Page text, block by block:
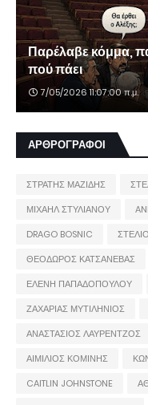
Παρέλαβε κόμμα,
πού πάει
7/05/2026 11:07:00 π.μ.
ΑΡΘΡΟΓΡΑΦΟΙ
ΣΤΡΑΤΗΣ ΜΑΖΙΔΗΣ
ΜΙΧΑΗΛ ΣΤΥΛΙΑΝΟΥ
DRAGO BOSNIC
ΘΕΟΔΩΡΟΣ ΚΑΤΣΑΝΕΒΑΣ
ΕΛΕΝΗ ΠΑΠΑΔΟΠΟΥΛΟΥ
ΖΑΧΑΡΙΑΣ ΜΥΤΙΛΗΝΙΟΣ
ΑΝΑΣΤΑΣΙΟΣ ΛΑΥΡΕΝΤΖΟΣ
ΑΙΜΙΛΙΟΣ ΚΟΜΙΝΗΣ
CAITLIN JOHNSTONE